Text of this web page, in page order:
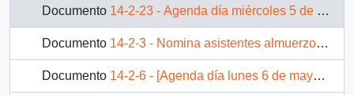
Documento 14-2-23 - Agenda día miércoles 5 de junio 1991
Documento 14-2-3 - Nomina asistentes almuerzo día martes 30 de abril 1991
Documento 14-2-6 - [Agenda día lunes 6 de mayo 1991